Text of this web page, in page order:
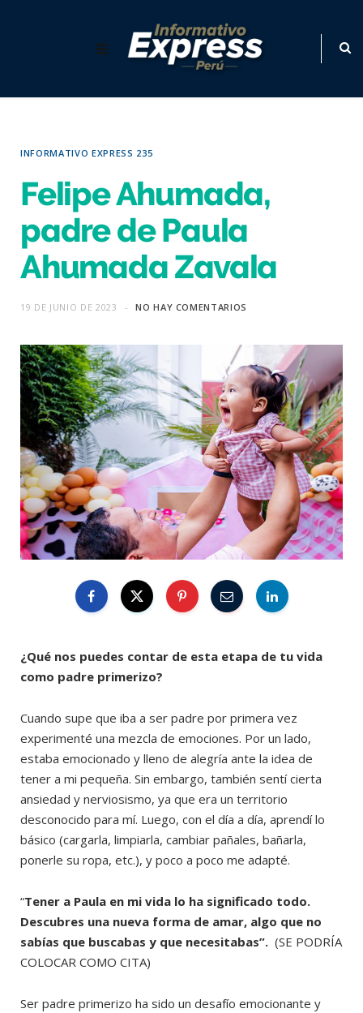
INFORMATIVO EXPRESS 235
Felipe Ahumada,
padre de Paula
Ahumada Zavala
19 DE JUNIO DE 2023 NO HAY COMENTARIOS
¿Qué nos puedes contar de esta etapa de tu vida
como padre primerizo?
Cuando supe que iba a ser padre por primera vez
experimenté una mezcla de emociones. Por un lado,
estaba emocionado y lleno de alegría ante la idea de
tener a mi pequeña. Sin embargo, también sentí cierta
ansiedad y nerviosismo, ya que era un territorio
desconocido para mí. Luego, con el día a día, aprendí lo
básico (cargarla, limpiarla, cambiar pañales, bañarla,
ponerle su ropa, etc.), y poco a poco me adapté.
“Tener a Paula en mi vida lo ha significado todo.
Descubres una nueva forma de amar, algo que no
sabías que buscabas y que necesitabas”. (SE PODRÍA
COLOCAR COMO CITA)
Ser padre primerizo ha sido un desafío emocionante y